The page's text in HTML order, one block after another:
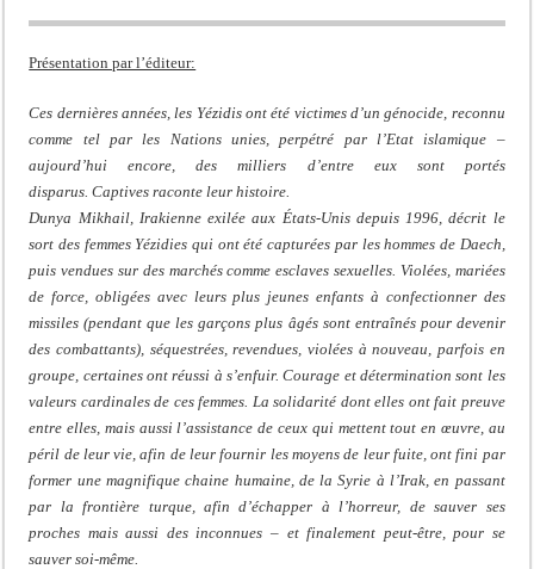
Présentation par l’éditeur:
Ces dernières années, les Yézidis ont été victimes d’un génocide, reconnu
comme tel par les Nations unies, perpétré par l’Etat islamique –
aujourd’hui encore, des milliers d’entre eux sont portés
disparus. Captives raconte leur histoire.
Dunya Mikhail, Irakienne exilée aux États-Unis depuis 1996, décrit le
sort des femmes Yézidies qui ont été capturées par les hommes de Daech,
puis vendues sur des marchés comme esclaves sexuelles. Violées, mariées
de force, obligées avec leurs plus jeunes enfants à confectionner des
missiles (pendant que les garçons plus âgés sont entraînés pour devenir
des combattants), séquestrées, revendues, violées à nouveau, parfois en
groupe, certaines ont réussi à s’enfuir. Courage et détermination sont les
valeurs cardinales de ces femmes. La solidarité dont elles ont fait preuve
entre elles, mais aussi l’assistance de ceux qui mettent tout en œuvre, au
péril de leur vie, afin de leur fournir les moyens de leur fuite, ont fini par
former une magnifique chaine humaine, de la Syrie à l’Irak, en passant
par la frontière turque, afin d’échapper à l’horreur, de sauver ses
proches mais aussi des inconnues – et finalement peut-être, pour se
sauver soi-même.